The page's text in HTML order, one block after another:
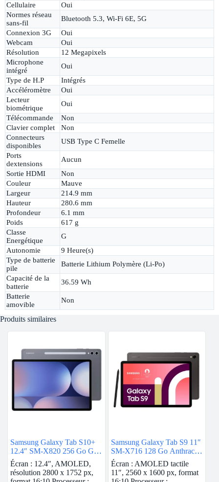
Cellulaire
Oui
Normes réseau
sans-fil
Bluetooth 5.3, Wi-Fi 6E, 5G
Connexion 3G
Oui
Webcam
Oui
Résolution
12 Megapixels
Microphone
intégré
Oui
Type de H.P
Intégrés
Accéléromètre
Oui
Lecteur
biométrique
Oui
Télécommande
Non
Clavier complet
Non
Connecteurs
disponibles
USB Type C Femelle
Ports
dextensions
Aucun
Sortie HDMI
Non
Couleur
Mauve
Largeur
214.9 mm
Hauteur
280.6 mm
Profondeur
6.1 mm
Poids
617 g
Classe
Energétique
G
Autonomie
9 Heure(s)
Type de batterie
pile
Batterie Lithium Polymère (Li-Po)
Capacité de la
batterie
36.59 Wh
Batterie
amovible
Non
Produits similaires
Samsung Galaxy Tab S10+
12.4″ SM-X820 256 Go Gris
5G
Écran : 12.4″, AMOLED,
résolution 2800 x 1752 px,
Samsung Galaxy Tab S9 11″
SM-X716 128 Go Anthracite
5G
Écran : AMOLED tactile
11″, 2560 x 1600 px, format